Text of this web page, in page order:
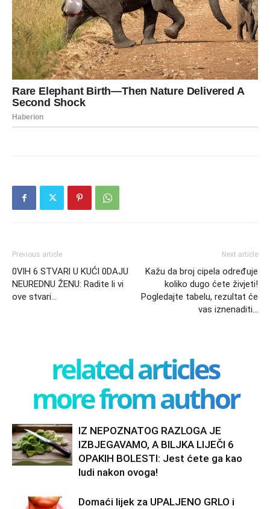
Previous article
0VlH 6 STVARl U KUĆl 0DAJU
NEUREDNU ŽENU: Radite li vi
ove stvari…
Next article
Kažu da broj cipela određuje
koliko dugo ćete živjeti!
Pogledajte tabelu, rezultat će
vas iznenaditi…
related articles
more from author
IZ NEPOZNATOG RAZLOGA JE
IZBJEGAVAMO, A BILJKA LIJEČI 6
OPAKIH BOLESTI: Jest ćete ga kao
ludi nakon ovoga!
Domaći lijek za UPALJENO GRLO i